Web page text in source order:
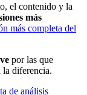
el contenido y la
más
más completa del
por las que
la diferencia.
de análisis